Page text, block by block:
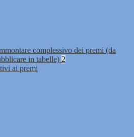
complessivo dei premi (da
in tabelle) 2
ai premi